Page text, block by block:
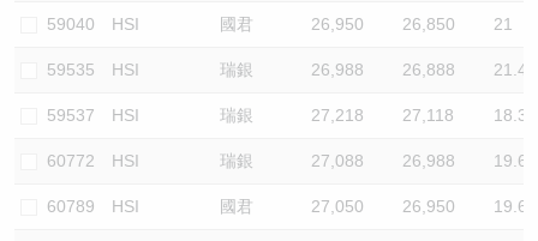
59040 HSI 國君 26,950 26,850 21
59535 HSI 瑞銀 26,988 26,888 21.4
59537 HSI 瑞銀 27,218 27,118 18.3
60772 HSI 瑞銀 27,088 26,988 19.6
60789 HSI 國君 27,050 26,950 19.6